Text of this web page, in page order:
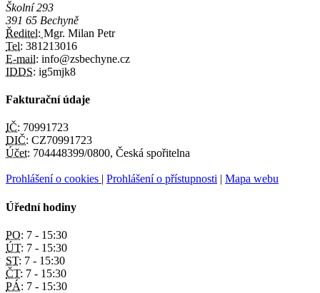
Školní 293
391 65 Bechyně
Ředitel: Mgr. Milan Petr
Tel: 381213016
E-mail: info@zsbechyne.cz
IDDS: ig5mjk8
Fakturační údaje
IČ: 70991723
DIČ: CZ70991723
Účet: 704448399/0800, Česká spořitelna
Prohlášení o cookies | Prohlášení o přístupnosti | Mapa webu
Úřední hodiny
PO: 7 - 15:30
ÚT: 7 - 15:30
ST: 7 - 15:30
ČT: 7 - 15:30
PÁ: 7 - 15:30